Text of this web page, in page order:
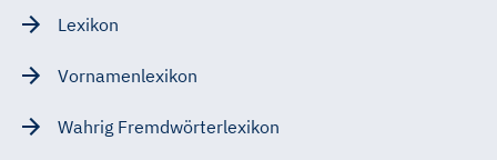
Lexikon
Vornamenlexikon
Wahrig Fremdwörterlexikon